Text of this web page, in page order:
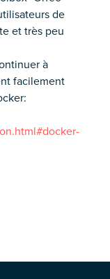
de
et très peu
à
facilement